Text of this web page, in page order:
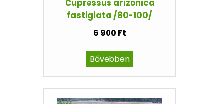
Cupressus arizonica
fastigiata /80-100/
6 900 Ft
Bővebben